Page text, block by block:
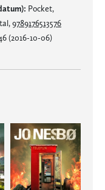
Pocket,
9789176513576
(2016-10-06)